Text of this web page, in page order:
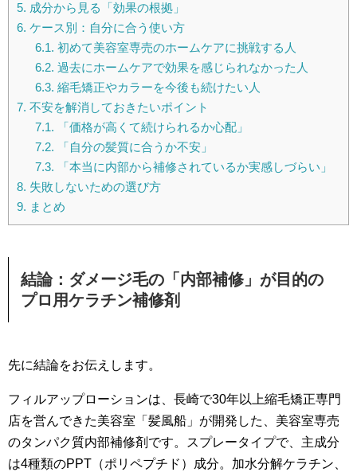
5. 成分から見る「効果の根拠」
6. ケース別：自分に合う使い方
6.1. 初めて美容室専売のホームケアに挑戦する人
6.2. 過去にホームケアで効果を感じられなかった人
6.3. 縮毛矯正やカラーを今後も続けたい人
7. 不安を解消しておきたいポイント
7.1. 「価格が高くて続けられるか心配」
7.2. 「自分の髪質に合うか不安」
7.3. 「本当に内部から補修されているか実感しづらい」
8. 失敗しないための選び方
9. まとめ
結論：ダメージ毛の「内部補修」が目的の
プロ用ケラチン補修剤
先に結論をお伝えします。
フィルアップローションは、長崎で30年以上縮毛矯正専門
店を営んできた美容室「髪風船」が開発した、美容室専売
のタンパク質内部補修剤です。スプレータイプで、主成分
は4種類のPPT（ポリペプチド）成分。加水分解ケラチン、